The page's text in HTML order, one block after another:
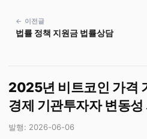
← 이전글
법률 정책 지원금 법률상담
2025년 비트코인 가격
경제 기관투자자 변동성
발행: 2026-06-06